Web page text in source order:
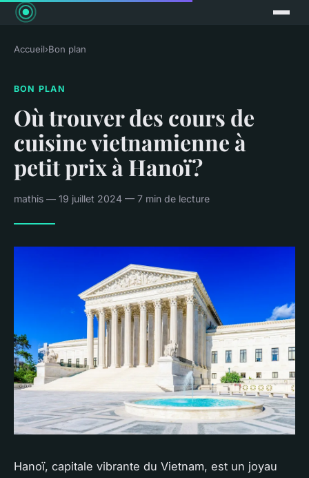
Accueil›Bon plan
BON PLAN
Où trouver des cours de
cuisine vietnamienne à
petit prix à Hanoï?
mathis — 19 juillet 2024 — 7 min de lecture
Hanoï, capitale vibrante du Vietnam, est un joyau